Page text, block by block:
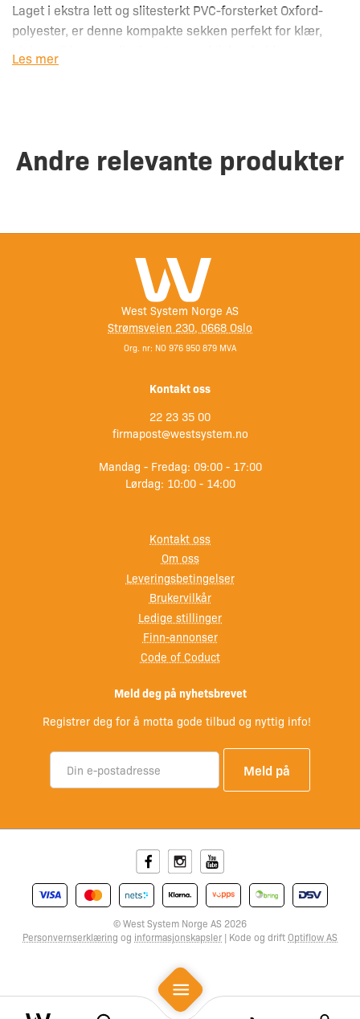
Mobile Menu
Laget i ekstra lett og slitesterkt PVC-forsterket Oxford-
polyester, er denne kompakte sekken perfekt for klær,
og robuste spennen gjør det enkelt å bære og feste
Vanntett med sammenrullings-lås for sikker lukking
Inkludert en justerbar skulderstropp for enkel bæring
Robust spenne for sikker lukking
Kompakt og romslig – perfekt til klær, utstyr og
Størrelse: 20 x 50 cm
Les mer
Andre relevante produkter
West System Norge AS
Strømsveien 230, 0668 Oslo
Org. nr: NO 976 950 879 MVA
Kontakt oss
22 23 35 00
firmapost@westsystem.no
Mandag - Fredag: 09:00 - 17:00
Lørdag: 10:00 - 14:00
Kontakt oss
Om oss
Leveringsbetingelser
Brukervilkår
Ledige stillinger
Finn-annonser
Code of Coduct
Meld deg på nyhetsbrevet
Registrer deg for å motta gode tilbud og nyttig info!
© West System Norge AS 2026
Personvernserklæring og informasjonskapsler | Kode og driftOptiflow AS
FacebookInstagramYoutube